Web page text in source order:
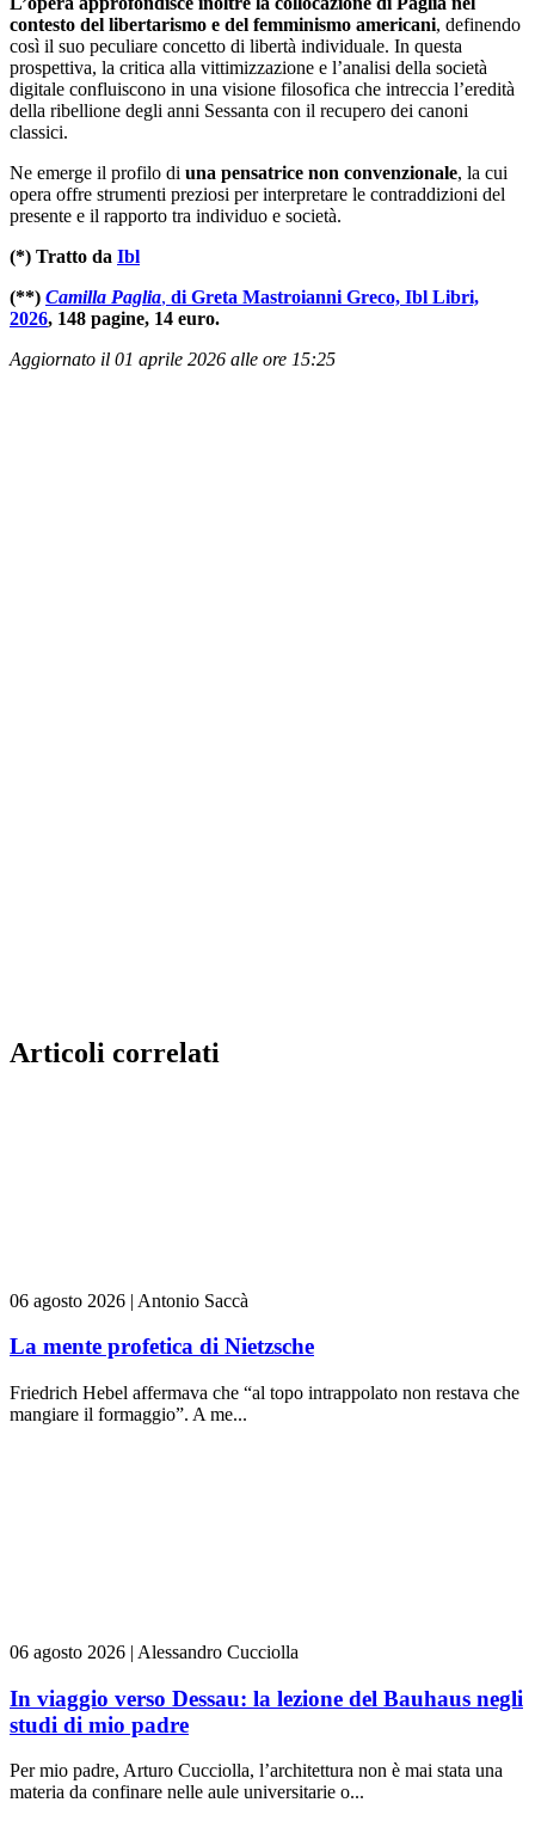
contesto del libertarismo e del femminismo americani, definendo
così il suo peculiare concetto di libertà individuale. In questa
prospettiva, la critica alla vittimizzazione e l’analisi della società
digitale confluiscono in una visione filosofica che intreccia l’eredità
della ribellione degli anni Sessanta con il recupero dei canoni
classici.
Ne emerge il profilo di una pensatrice non convenzionale, la cui
opera offre strumenti preziosi per interpretare le contraddizioni del
presente e il rapporto tra individuo e società.
(*) Tratto da Ibl
(**) Camilla Paglia, di Greta Mastroianni Greco, Ibl Libri,
2026, 148 pagine, 14 euro.
Aggiornato il 01 aprile 2026 alle ore 15:25
Articoli correlati
06 agosto 2026 | Antonio Saccà
La mente profetica di Nietzsche
Friedrich Hebel affermava che “al topo intrappolato non restava che
mangiare il formaggio”. A me...
06 agosto 2026 | Alessandro Cucciolla
In viaggio verso Dessau: la lezione del Bauhaus negli
studi di mio padre
Per mio padre, Arturo Cucciolla, l’architettura non è mai stata una
materia da confinare nelle aule universitarie o...